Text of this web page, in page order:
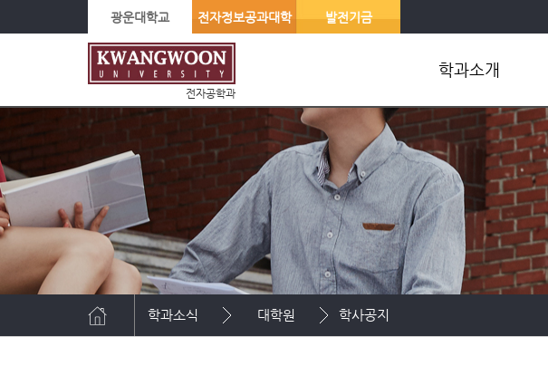
광운대학교 전자정보공과대학 발전기금
전자공학과
학과소개
학과개요
학과장인사말
연혁
현황
조직 및 연락처
학사규정
오시는길
학과소식 대학원 학사공지